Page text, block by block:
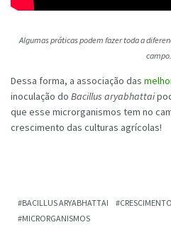
Algumas práticas podem fazer toda a
campo.
Dessa forma, a associação das
inoculação do Bacillus aryabhattai
que esse microrganismos tem no
crescimento das culturas agrícolas!
BACILLUS ARYABHATTAI
MICRORGANISMOS